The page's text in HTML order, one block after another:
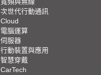
次世代行動通訊
Cloud
電腦運算
伺服器
行動裝置與應用
智慧穿戴
CarTech